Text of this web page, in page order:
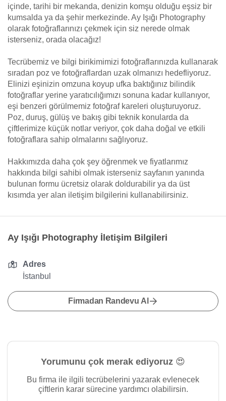
içinde, tarihi bir mekanda, denizin komşu olduğu eşsiz bir
kumsalda ya da şehir merkezinde. Ay Işığı Photography
olarak fotoğraflarınızı çekmek için siz nerede olmak
isterseniz, orada olacağız!
Tecrübemiz ve bilgi birikimimizi fotoğraflarınızda kullanarak
sıradan poz ve fotoğraflardan uzak olmanızı hedefliyoruz.
Elinizi eşinizin omzuna koyup ufka baktığınız bilindik
fotoğraflar yerine yaratıcılığımızı sonuna kadar kullanıyor,
eşi benzeri görülmemiz fotoğraf kareleri oluşturuyoruz.
Poz, duruş, gülüş ve bakış gibi teknik konularda da
çiftlerimize küçük notlar veriyor, çok daha doğal ve etkili
fotoğraflara sahip olmalarını sağlıyoruz.
Hakkımızda daha çok şey öğrenmek ve fiyatlarımız
hakkında bilgi sahibi olmak isterseniz sayfanın yanında
bulunan formu ücretsiz olarak doldurabilir ya da üst
kısımda yer alan iletişim bilgilerini kullanabilirsiniz.
Ay Işığı Photography İletişim Bilgileri
Adres
İstanbul
Firmadan Randevu Al
Yorumunu çok merak ediyoruz 😍
Bu firma ile ilgili tecrübelerini yazarak evlenecek
çiftlerin karar sürecine yardımcı olabilirsin.